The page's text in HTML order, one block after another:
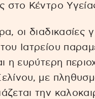
στο Κέντρο
οι διαδικασίες
Ιατρείου
η ευρύτερη
με
την